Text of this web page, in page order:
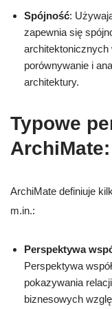
Spójność:
zapewnia się
architektonicznych
porównywanie i
architektury.
Typowe
ArchiMate:
ArchiMate definiuje
m.in.:
Perspektywa
Perspektywa
pokazywania
biznesowych